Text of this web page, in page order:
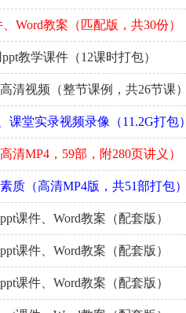
Word教案（匹配版，共30份）
教学课件（12课时打包）
清视频（整节课例，共26节课）
课堂实录视频录像（11.2G打包）
MP4，59部，附280页讲义）
质（高清MP4版，共51部打包）
课件、Word教案（配套版）
课件、Word教案（配套版）
课件、Word教案（配套版）